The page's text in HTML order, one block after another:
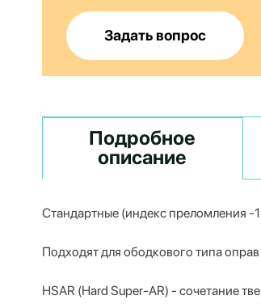
Задать вопрос
Подробное
описание
Стандартные (индекс преломления -
Подходят для ободкового типа
HSAR (Hard Super-AR) - сочетание